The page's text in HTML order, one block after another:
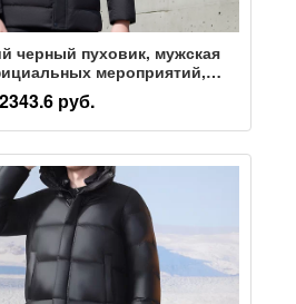
черный пуховик, мужская
мероприятий,
hi dad с утолщенным
для сохранения тепла
2343.6 руб.